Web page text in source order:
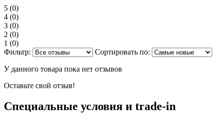
5 (0)
4 (0)
3 (0)
2 (0)
1 (0)
Фильтр:
Сортировать по:
У данного товара пока нет отзывов
Оставьте свой отзыв!
Специальные условия и trade-in